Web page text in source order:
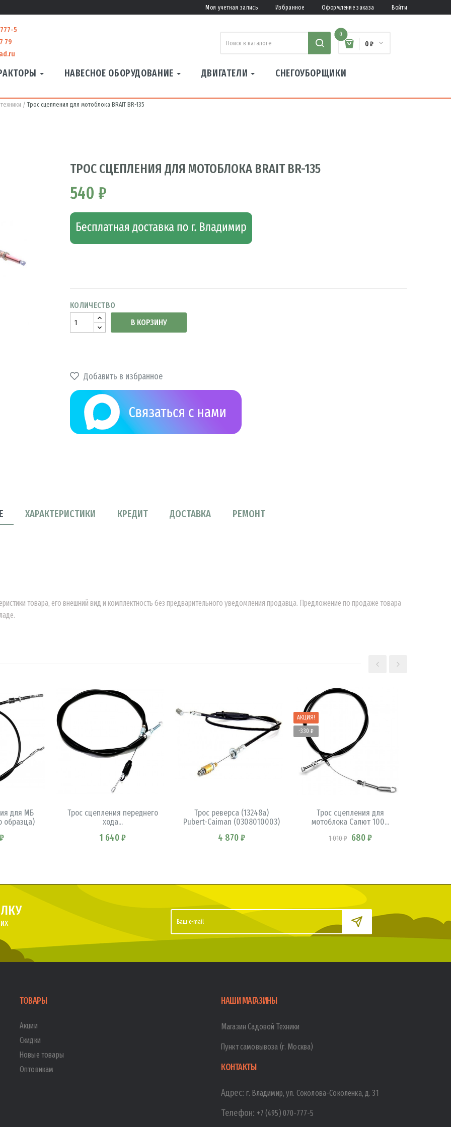
Моя учетная запись Избранное Оформление заказа Войти
5
79
0
0 ₽
НАВЕСНОЕ ОБОРУДОВАНИЕ ДВИГАТЕЛИ СНЕГОУБОРЩИКИ
Трос сцепления для мотоблока BRAIT BR-135
ТРОС СЦЕПЛЕНИЯ ДЛЯ МОТОБЛОКА BRAIT BR-135
540 ₽
КОЛИЧЕСТВО
В КОРЗИНУ
Добавить в избранное
ХАРАКТЕРИСТИКИ КРЕДИТ ДОСТАВКА РЕМОНТ
товара, его внешний вид и комплектность без предварительного уведомления продавца. Предложение по продаже товара
для МБ
образца)
Трос сцепления переднего
хода...
1 640 ₽
В КОРЗИНУ
Трос реверса (13248a)
Pubert-Caiman (0308010003)
4 870 ₽
-330 ₽
АКЦИЯ!
Трос сцепления для
мотоблока Салют 100...
1 010 ₽ 680 ₽
В КОРЗИНУ
ТОВАРЫ
Акции
Скидки
Новые товары
Оптовикам
НАШИ МАГАЗИНЫ
Магазин Садовой Техники
Пункт самовывоза (г. Москва)
КОНТАКТЫ
Адрес:г. Владимир, ул. Соколова-Соколенка, д. 31
Телефон: +7 (495) 070-777-5